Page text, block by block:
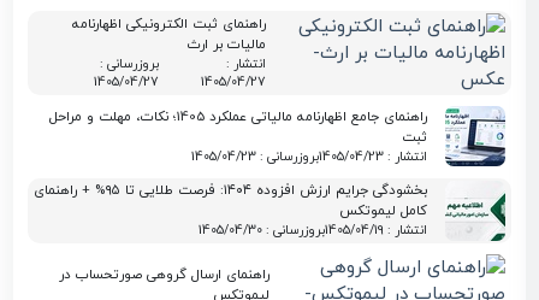
راهنمای ثبت الکترونیکی اظهارنامه
مالیات بر ارث
انتشار :
1405/04/27
بروزرسانی :
1405/04/27
راهنمای جامع اظهارنامه مالیاتی عملکرد 1405؛ نکات، مهلت و مراحل
ثبت
انتشار : 1405/04/23 بروزرسانی : 1405/04/23
بخشودگی جرایم ارزش افزوده ۱۴۰۴: فرصت طلایی تا ۹۵% + راهنمای
کامل لیموتکس
انتشار : 1405/04/19 بروزرسانی : 1405/04/30
راهنمای ارسال گروهی صورتحساب در
لیموتکس